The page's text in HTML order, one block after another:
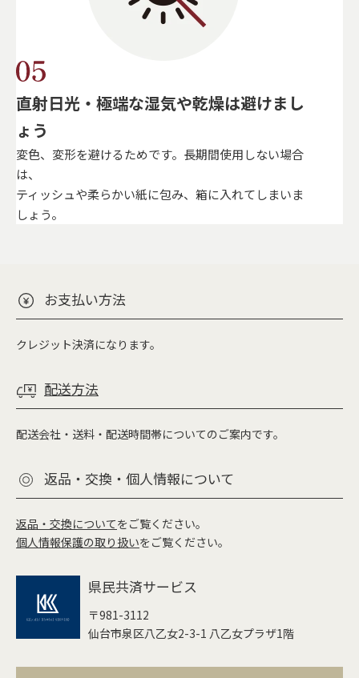
直射日光・極端な湿気や乾燥は避けまし
ょう
変色、変形を避けるためです。長期間使用しない場合
は、
ティッシュや柔らかい紙に包み、箱に入れてしまいま
しょう。
お支払い方法
クレジット決済になります。
配送方法
配送会社・送料・配送時間帯についてのご案内です。
返品・交換・個人情報について
返品・交換についてをご覧ください。
個人情報保護の取り扱いをご覧ください。
県民共済サービス
〒981-3112
仙台市泉区八乙女2-3-1 八乙女プラザ1階